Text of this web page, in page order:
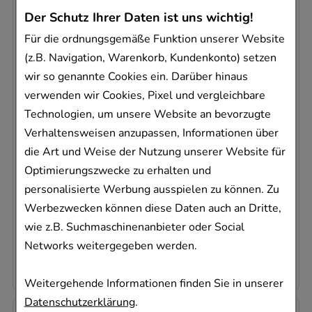
Der Schutz Ihrer Daten ist uns wichtig!
Für die ordnungsgemäße Funktion unserer Website
(z.B. Navigation, Warenkorb, Kundenkonto) setzen
wir so genannte Cookies ein. Darüber hinaus
verwenden wir Cookies, Pixel und vergleichbare
Technologien, um unsere Website an bevorzugte
Verhaltensweisen anzupassen, Informationen über
die Art und Weise der Nutzung unserer Website für
Optimierungszwecke zu erhalten und
personalisierte Werbung ausspielen zu können. Zu
Werbezwecken können diese Daten auch an Dritte,
wie z.B. Suchmaschinenanbieter oder Social
Networks weitergegeben werden.
Weitergehende Informationen finden Sie in unserer
Datenschutzerklärung.
AURUM/APIS regina comp.Globuli
WALA Heilmittel GmbH
20
Globuli
08784219
Sofort lieferbar
AVP: 12,79 €²
428,00 €pro 1 kg